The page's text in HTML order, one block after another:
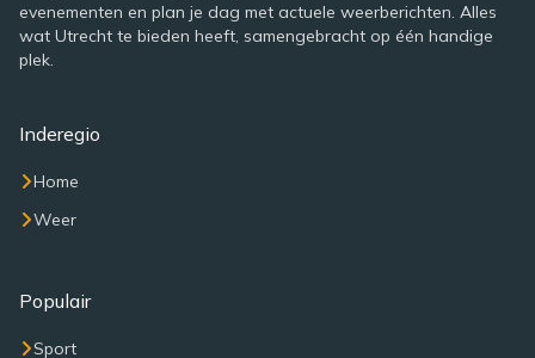
evenementen en plan je dag met actuele weerberichten. Alles
wat Utrecht te bieden heeft, samengebracht op één handige
plek.
Inderegio
Home
Weer
Populair
Sport